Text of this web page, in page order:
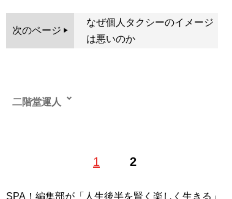
次のページ
なぜ個人タクシーのイメージ
は悪いのか
1 2
二階堂運人
して東京23区内を走り回り、さまざまな人との出会いの
発信する。また、最大手宅配会社に長年宅配ドライバー
SPA！編集部が「人生後半を賢く楽しく生きる」